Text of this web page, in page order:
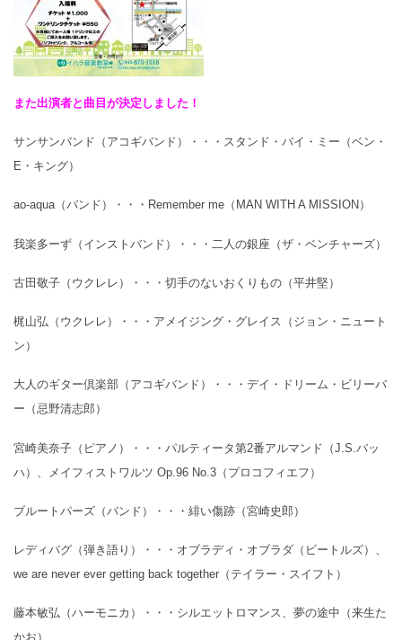
また出演者と曲目が決定しました！
サンサンバンド（アコギバンド）・・・スタンド・バイ・ミー（ベン・
E・キング）
ao-aqua（バンド）・・・Remember me（ MAN WITH A MISSION ）
我楽多ーず（インストバンド）・・・二人の銀座（ザ・ベンチャーズ）
古田敬子（ウクレレ）・・・切手のないおくりもの（平井堅）
梶山弘（ウクレレ）・・・アメイジング・グレイス（ジョン・ニュート
ン）
大人のギター倶楽部（アコギバンド）・・・デイ・ドリーム・ビリーバ
ー（忌野清志郎）
宮崎美奈子（ピアノ）・・・パルティータ第2番アルマンド（J.S.バッ
ハ）、メイフィストワルツ Op.96 No.3（プロコフィエフ）
ブルートパーズ（バンド）・・・緋い傷跡（宮崎史郎）
レディバグ（弾き語り）・・・オブラディ・オブラダ（ビートルズ）、
we are never ever getting back together（テイラー・スイフト）
藤本敏弘（ハーモニカ）・・・シルエットロマンス、夢の途中（来生た
かお）